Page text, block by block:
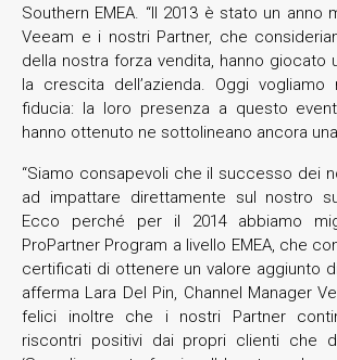
Southern EMEA. “Il 2013 è stato un anno
Veeam e i nostri Partner, che
della nostra forza vendita, hanno giocato
la crescita dell’azienda. Oggi vogliamo
fiducia: la loro presenza a questo
hanno ottenuto ne sottolineano ancora una
“Siamo consapevoli che il successo dei
ad impattare direttamente sul nostro
Ecco perché per il 2014 abbiamo
ProPartner Program a livello EMEA, che
certificati di ottenere un valore aggiunto
afferma Lara Del Pin, Channel Manager
felici inoltre che i nostri Partner
riscontri positivi dai propri clienti che